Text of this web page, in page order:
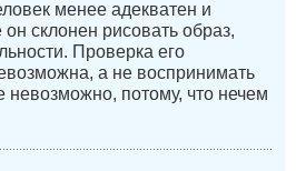
менее адекватен и
склонен рисовать образ,
Проверка его
а не воспринимать
невозможно, потому, что нечем